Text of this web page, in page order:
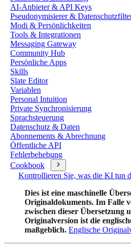
AI-Anbieter & API Keys
Pseudonymisierer &
Modi & Persönlichkeiten
Tools & Integrationen
Messaging Gateway
Community Hub
Persönliche Apps
Skills
Slate Editor
Variablen
Personal Intuition
Private Synchronisierung
Sprachsteuerung
Datenschutz & Daten
Abonnements & Abrechnung
Öffentliche API
Fehlerbehebung
Cookbook
Kontrollieren Sie, was die KI tun
Dies ist eine maschinelle
Originaldokuments. Im Falle
zwischen dieser Übersetzung
Originalversion ist die
maßgeblich. Englische